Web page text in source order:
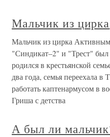
Мальчик из цирка
Мальчик из цирка
"Синдикат–2" и "Трест"
родился в крестьянской
два года, семья переехала в
работать каптенармусом в
Гриша с детства
А был ли